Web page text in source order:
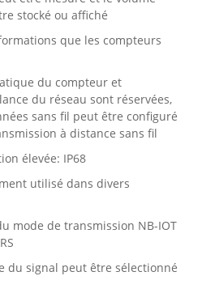
stocké ou affiché
que les compteurs
du compteur et
du réseau sont réservées,
sans fil peut être configuré
à distance sans fil
élevée: IP68
utilisé dans divers
mode de transmission NB-IOT
du signal peut être sélectionné